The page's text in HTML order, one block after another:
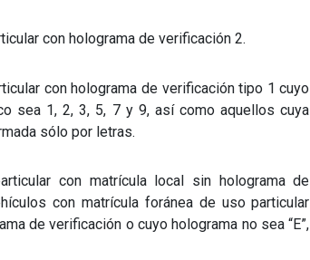
con holograma de verificación 2.
con holograma de verificación tipo 1 cuyo
sea 1, 2, 3, 5, 7 y 9, así como aquellos cuya
sólo por letras.
con matrícula local sin holograma de
con matrícula foránea de uso particular
de verificación o cuyo holograma no sea “E”,